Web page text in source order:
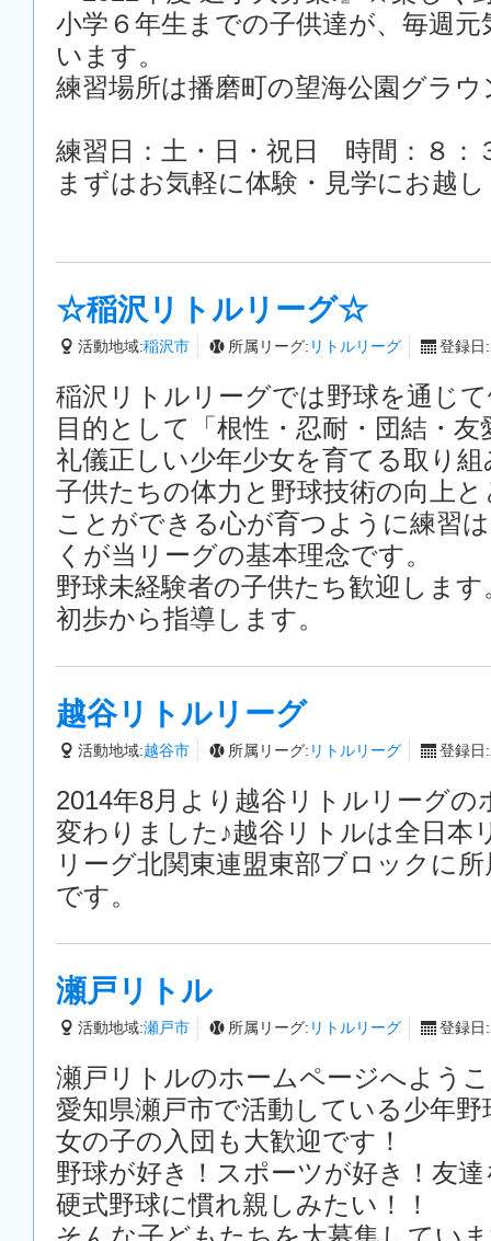
小学６年生までの子供達が、毎週
います。
練習場所は播磨町の望海公園グラ
練習日：土・日・祝日 時間：８：
まずはお気軽に体験・見学にお越
☆稲沢リトルリーグ☆
活動地域:稲沢市 所属リーグ: リトルリーグ 登録日
稲沢リトルリーグでは野球を通じ
目的として「根性・忍耐・団結・
礼儀正しい少年少女を育てる取り
子供たちの体力と野球技術の向上
ことができる心が育つように練習
くが当リーグの基本理念です。
野球未経験者の子供たち歓迎しま
初歩から指導します。
越谷リトルリーグ
活動地域:越谷市 所属リーグ: リトルリーグ 登録日
2014年8月より越谷リトルリーグ
変わりました♪越谷リトルは全日本
リーグ北関東連盟東部ブロックに
です。
瀬戸リトル
活動地域:瀬戸市 所属リーグ: リトルリーグ 登録日
瀬戸リトルのホームページへよう
愛知県瀬戸市で活動している少年
女の子の入団も大歓迎です！
野球が好き！スポーツが好き！友
硬式野球に慣れ親しみたい！！